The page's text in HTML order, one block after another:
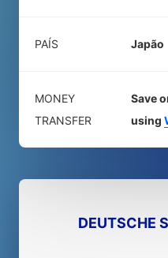
PAÍS Japão
MONEY
TRANSFER
Save
using
DEUTSCHE